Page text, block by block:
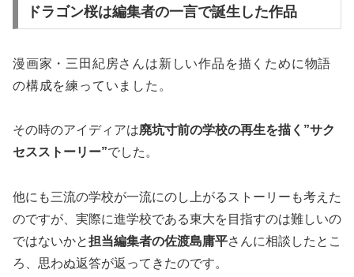
ドラゴン桜は編集者の一言で誕生した作品
漫画家・三田紀房さんは新しい作品を描くために物語
の構成を練っていました。
その時のアイディアは廃坑寸前の学校の再生を描く”サク
セスストーリー”でした。
他にも三流の学校が一流にのし上がるストーリーも考えた
のですが、実際に進学校である東大を目指すのは難しいの
ではないかと担当編集者の佐渡島庸平さんに相談したとこ
ろ、思わぬ返答が返ってきたのです。